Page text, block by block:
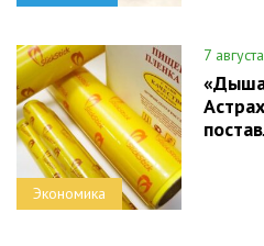
Экономика
7